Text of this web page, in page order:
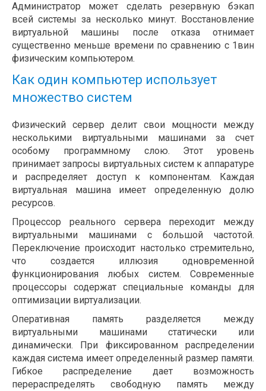
Администратор может сделать резервную бэкап
всей системы за несколько минут. Восстановление
виртуальной машины после отказа отнимает
существенно меньше времени по сравнению с 1вин
физическим компьютером.
Как один компьютер использует
множество систем
Физический сервер делит свои мощности между
несколькими виртуальными машинами за счет
особому программному слою. Этот уровень
принимает запросы виртуальных систем к аппаратуре
и распределяет доступ к компонентам. Каждая
виртуальная машина имеет определенную долю
ресурсов.
Процессор реального сервера переходит между
виртуальными машинами с большой частотой.
Переключение происходит настолько стремительно,
что создается иллюзия одновременной
функционирования любых систем. Современные
процессоры содержат специальные команды для
оптимизации виртуализации.
Оперативная память разделяется между
виртуальными машинами статически или
динамически. При фиксированном распределении
каждая система имеет определенный размер памяти.
Гибкое распределение дает возможность
перераспределять свободную память между